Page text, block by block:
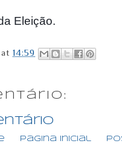
Eleição.
at14:59
Página inicial